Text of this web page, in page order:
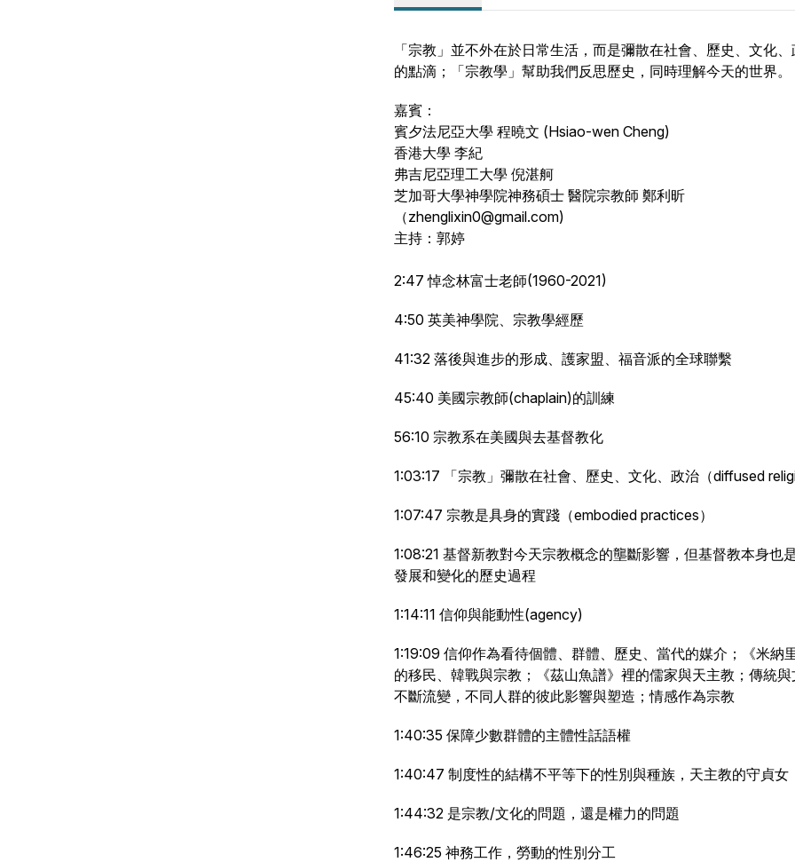
「宗教」並不外在於日常生活，而是彌散在社會、歷史、文化、
的點滴；「宗教學」幫助我們反思歷史，同時理解今天的世界。
嘉賓：
賓夕法尼亞大學 程曉文 (Hsiao-wen Cheng)
香港大學 李紀
弗吉尼亞理工大學 倪湛舸
芝加哥大學神學院神務碩士 醫院宗教師 鄭利昕
（zhenglixin0@gmail.com)
主持：郭婷
2:47 悼念林富士老師(1960-2021)
4:50 英美神學院、宗教學經歷
41:32 落後與進步的形成、護家盟、福音派的全球聯繫
45:40 美國宗教師(chaplain)的訓練
56:10 宗教系在美國與去基督教化
1:03:17 「宗教」彌散在社會、歷史、文化、政治（diffused
1:07:47 宗教是具身的實踐（embodied practices）
1:08:21 基督新教對今天宗教概念的壟斷影響，但基督教本身也
發展和變化的歷史過程
1:14:11 信仰與能動性(agency)
1:19:09 信仰作為看待個體、群體、歷史、當代的媒介；《米納
的移民、韓戰與宗教；《茲山魚譜》裡的儒家與天主教；傳統與
不斷流變，不同人群的彼此影響與塑造；情感作為宗教
1:40:35 保障少數群體的主體性話語權
1:40:47 制度性的結構不平等下的性別與種族，天主教的守貞女
1:44:32 是宗教/文化的問題，還是權力的問題
1:46:25 神務工作，勞動的性別分工